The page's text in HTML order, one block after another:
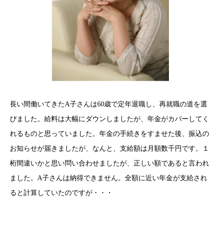
長い間働いてきたA子さんは60歳で定年退職し、再就職の道を選
びました。給料は大幅にダウンしましたが、年金がカバーしてく
れるものと思っていました。年金の手続きをすませた後、振込の
お知らせが届きましたが、なんと、支給額は月額数千円です。１
桁間違いかと思い問い合わせましたが、正しい額であると言われ
ました。A子さんは納得できません。全額に近い年金が支給され
ると計算していたのですが・・・